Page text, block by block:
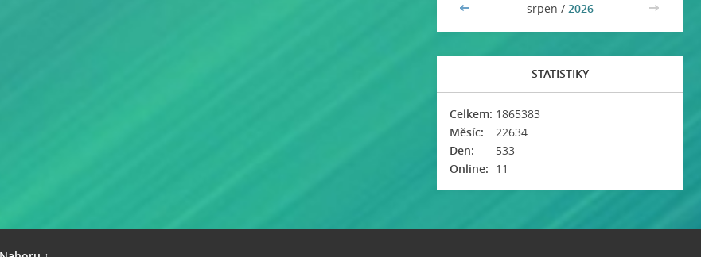
<< srpen / 2026 >>
STATISTIKY
Online: 11
Celkem: 1865383
Měsíc:
22634
Den:
533